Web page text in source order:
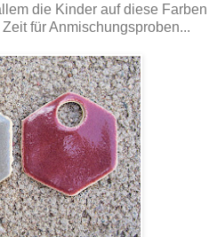
die Kinder auf diese Farben
für Anmischungsproben...